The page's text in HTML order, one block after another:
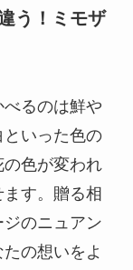
う！ミモザ
るのは鮮や
いった色の
色が変われ
す。贈る相
のニュアン
の想いをよ